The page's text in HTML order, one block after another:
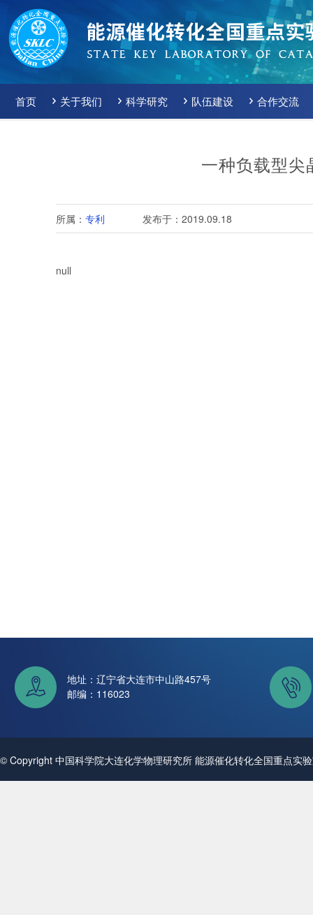
首页 关于我们 科学研究 队伍建设 合作交流
一种负载型
所属： 专利 发布于：2019.09.18
null
地址：辽宁省大连市中山路457号
邮编：116023
© Copyright 中国科学院大连化学物理研究所 能源催化转化全国重点实